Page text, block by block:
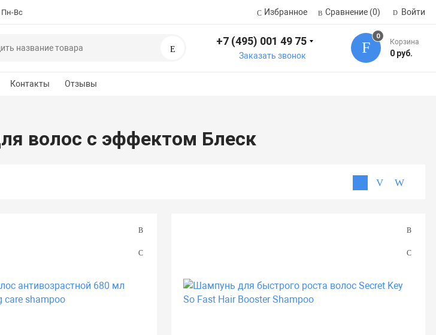
Пн-Вс Избранное Сравнение (0) Войти
+7 (495) 001 49 75
Заказать звонок
0
Корзина
0 руб.
Контакты Отзывы
волос с эффектом Блеск